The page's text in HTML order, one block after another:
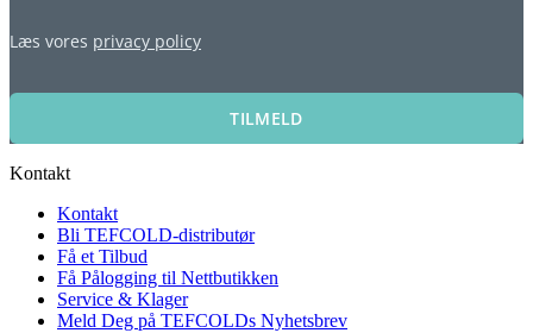
Læs vores privacy policy
TILMELD
Kontakt
Kontakt
Bli TEFCOLD-distributør
Få et Tilbud
Få Pålogging til Nettbutikken
Service & Klager
Meld Deg på TEFCOLDs Nyhetsbrev